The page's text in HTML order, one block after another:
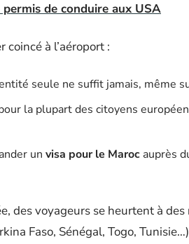
de conduire aux USA
à l’aéroport :
seule ne suffit jamais, même
la plupart des citoyens
un visa pour le Maroc auprès
des voyageurs se heurtent à des
Faso, Sénégal, Togo,